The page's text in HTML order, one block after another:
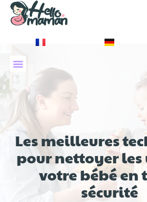
Les meilleures
pour nettoyer les
votre bébé en
sécurité